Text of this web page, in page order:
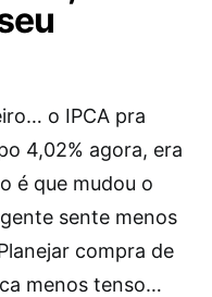
o IPCA pra
4,02% agora, era
é que mudou o
sente menos
compra de
menos tenso…